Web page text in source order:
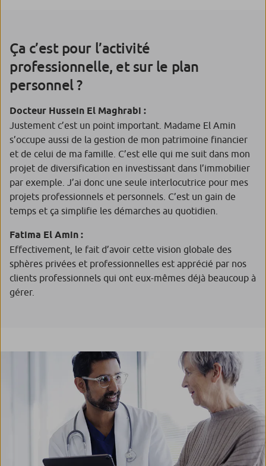
Ça c’est pour l’activité
professionnelle, et sur le plan
personnel ?
Docteur Hussein El Maghrabi :
Justement c’est un point important. Madame El Amin
s’occupe aussi de la gestion de mon patrimoine financier
et de celui de ma famille. C’est elle qui me suit dans mon
projet de diversification en investissant dans l’immobilier
par exemple. J’ai donc une seule interlocutrice pour mes
projets professionnels et personnels. C’est un gain de
temps et ça simplifie les démarches au quotidien.
Fatima El Amin :
Effectivement, le fait d’avoir cette vision globale des
sphères privées et professionnelles est apprécié par nos
clients professionnels qui ont eux-mêmes déjà beaucoup à
gérer.